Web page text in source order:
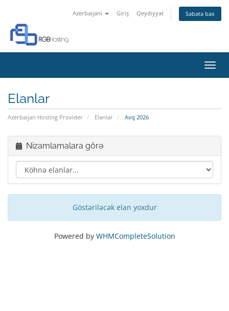
Azerbaijani Giriş Qeydiyyat Səbətə bax
keçid
Elanlar
Azerbaijan Hosting Provider Elanlar Avq 2026
Nizamlamalara görə
Göstəriləcək elan yoxdur
Powered by WHMCompleteSolution